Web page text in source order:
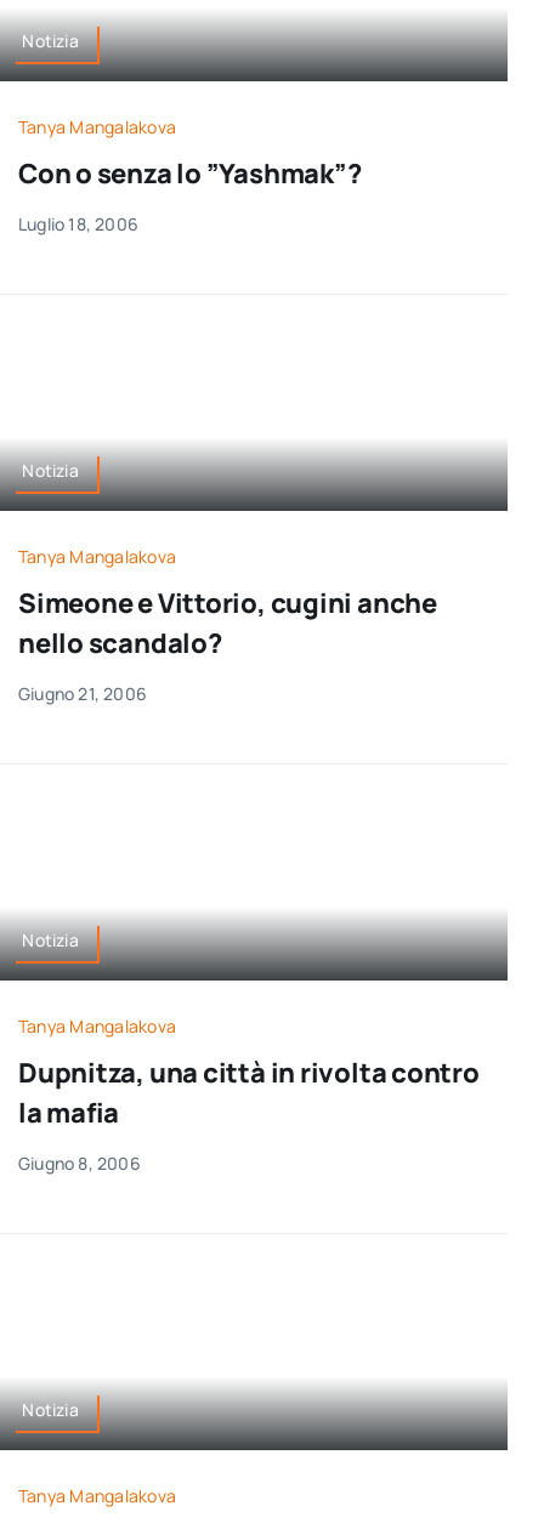
Notizia
Tanya Mangalakova
Con o senza lo ”Yashmak”?
Luglio 18, 2006
Notizia
Tanya Mangalakova
Simeone e Vittorio, cugini anche
nello scandalo?
Giugno 21, 2006
Notizia
Tanya Mangalakova
Dupnitza, una città in rivolta contro
la mafia
Giugno 8, 2006
Notizia
Tanya Mangalakova